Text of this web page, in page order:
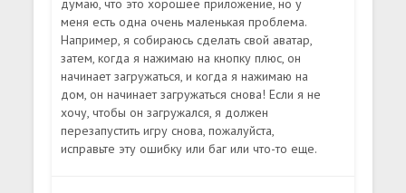
думаю, что это хорошее приложение, но у
меня есть одна очень маленькая проблема.
Например, я собираюсь сделать свой аватар,
затем, когда я нажимаю на кнопку плюс, он
начинает загружаться, и когда я нажимаю на
дом, он начинает загружаться снова! Если я не
хочу, чтобы он загружался, я должен
перезапустить игру снова, пожалуйста,
исправьте эту ошибку или баг или что-то еще.